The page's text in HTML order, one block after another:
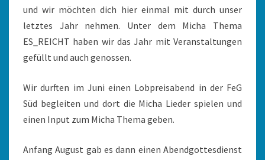
und wir möchten dich hier einmal mit durch unser
letztes Jahr nehmen. Unter dem Micha Thema
ES_REICHT haben wir das Jahr mit Veranstaltungen
gefüllt und auch genossen.
Wir durften im Juni einen Lobpreisabend in der FeG
Süd begleiten und dort die Micha Lieder spielen und
einen Input zum Micha Thema geben.
Anfang August gab es dann einen Abendgottesdienst